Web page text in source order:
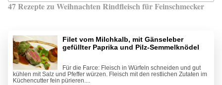
47 Rezepte zu Weihnachten Rindfleisch für Feinschmecker
Filet vom Milchkalb, mit Gänseleber
gefüllter Paprika und Pilz-Semmelknödel
Für die Farce: Fleisch in Würfeln schneiden und gut
kühlen mit Salz und Pfeffer würzen. Fleisch mit den restlichen Zutaten im
Küchencutter fein pürieren....